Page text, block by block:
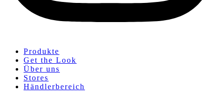
Produkte
Get the Look
Über uns
Stores
Händlerbereich